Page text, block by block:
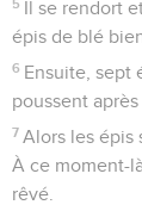
5 Il se rendort
épis de blé
6 Ensuite, sept
poussent
7 Alors les épis
À ce moment-
rêvé.